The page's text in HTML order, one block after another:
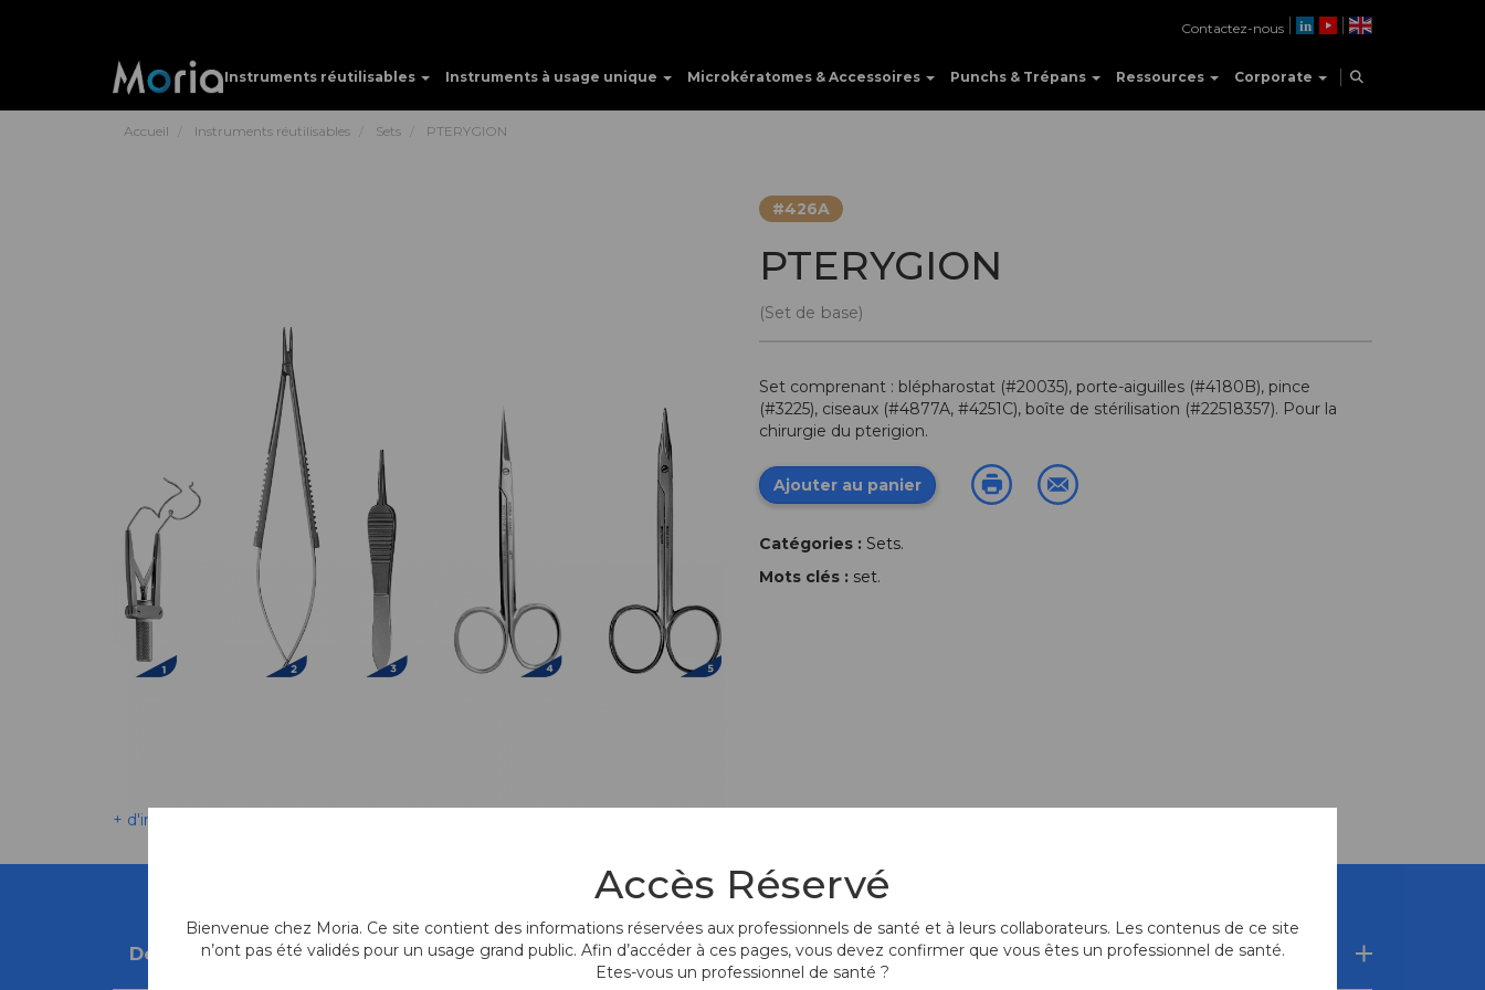
Instruments réutilisables Instruments à usage unique Microkératomes & Accessoires Punchs & Trépans Ressources Corporate
Contactez-nous
Accueil Instruments réutilisables Sets PTERYGION
+ d'informations
#426A
PTERYGION
(Set de base)
Set comprenant : blépharostat (#20035), porte-aiguilles (#4180B), pince
(#3225), ciseaux (#4877A, #4251C), boîte de stérilisation (#22518357). Pour la
chirurgie du pterigion.
Ajouter au panier
Catégories : Sets.
Mots clés : set.
Description
Accès Réservé
Bienvenue chez Moria. Ce site contient des informations réservées aux professionnels de santé et à leurs collaborateurs. Les contenus de ce site
n’ont pas été validés pour un usage grand public. Afin d’accéder à ces pages, vous devez confirmer que vous êtes un professionnel de santé.
Etes-vous un professionnel de santé ?